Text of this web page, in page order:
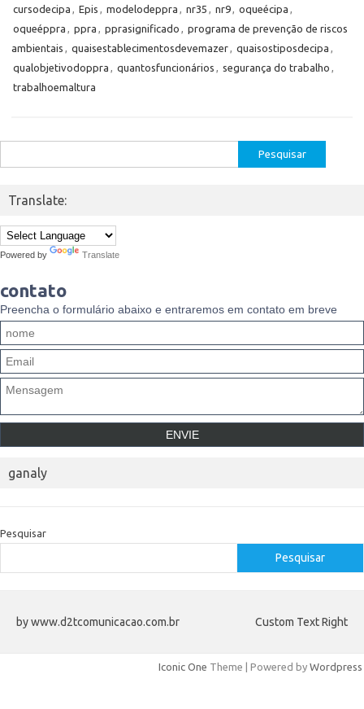
cursodecipa , Epis , modelodeppra , nr35 , nr9, oqueécipa ,
oqueéppra , ppra , pprasignificado , programa de prevenção de riscos
ambientais , quaisestablecimentosdevemazer, quaisostiposdecipa ,
qualobjetivodoppra , quantosfuncionários , segurança do trabalho ,
trabalhoemaltura
por:
Translate:
Powered by Translate
contato
Preencha o formulário abaixo e entraremos em contato em breve
ganaly
Pesquisar
Pesquisar
by www.d2tcomunicacao.com.br Custom Text Right
Iconic One Theme | Powered by Wordpress